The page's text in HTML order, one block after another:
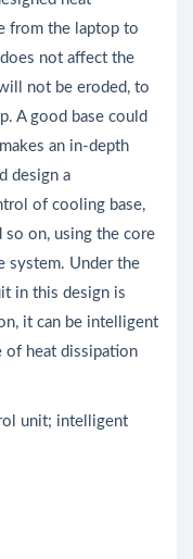
from the laptop to
not affect the
not be eroded, to
A good base could
an in-depth
design a
of cooling base,
so on, using the core
system. Under the
in this design is
it can be intelligent
of heat dissipation
unit; intelligent